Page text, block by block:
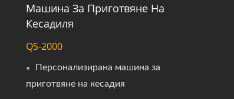
Машина За Приготвяне На
Кесадиля
QS-2000
Персонализирана машина за
приготвяне на кесадия